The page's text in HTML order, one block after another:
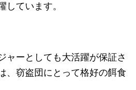
しています。
ャーとしても大活躍が保証さ
、窃盗団にとって格好の餌食